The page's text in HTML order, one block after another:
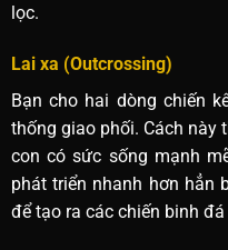
lọc.
Lai xa (Outcrossing)
Bạn cho hai dòng chiến
thống giao phối. Cách này
con có sức sống mạnh
phát triển nhanh hơn hẳn
để tạo ra các chiến binh